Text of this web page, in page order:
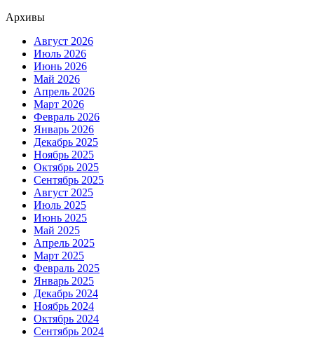
Архивы
Август 2026
Июль 2026
Июнь 2026
Май 2026
Апрель 2026
Март 2026
Февраль 2026
Январь 2026
Декабрь 2025
Ноябрь 2025
Октябрь 2025
Сентябрь 2025
Август 2025
Июль 2025
Июнь 2025
Май 2025
Апрель 2025
Март 2025
Февраль 2025
Январь 2025
Декабрь 2024
Ноябрь 2024
Октябрь 2024
Сентябрь 2024